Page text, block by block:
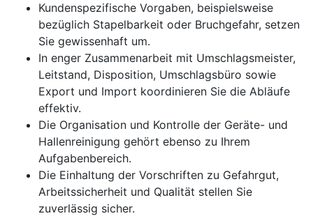
Kundenspezifische Vorgaben, beispielsweise
bezüglich Stapelbarkeit oder Bruchgefahr, setzen
Sie gewissenhaft um.
In enger Zusammenarbeit mit Umschlagsmeister,
Leitstand, Disposition, Umschlagsbüro sowie
Export und Import koordinieren Sie die Abläufe
effektiv.
Die Organisation und Kontrolle der Geräte- und
Hallenreinigung gehört ebenso zu Ihrem
Aufgabenbereich.
Die Einhaltung der Vorschriften zu Gefahrgut,
Arbeitssicherheit und Qualität stellen Sie
zuverlässig sicher.